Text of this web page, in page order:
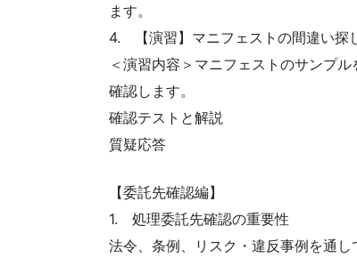
ます。
4. 【演習】マニフェストの間違い探
＜演習内容＞マニフェストのサンプ
確認します。
確認テストと解説
質疑応答
【委託先確認編】
1. 処理委託先確認の重要性
法令、条例、リスク・違反事例を通し